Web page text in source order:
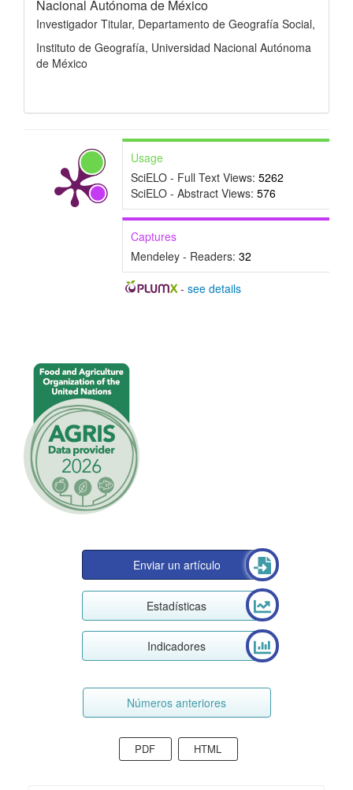
Nacional Autónoma de México
Investigador Titular, Departamento de Geografía Social,
Instituto de Geografía, Universidad Nacional Autónoma
de México
Usage
SciELO - Full Text Views: 5262
SciELO - Abstract Views: 576
Captures
Mendeley - Readers: 32
- see details
Enviar un artículo
Estadísticas
Indicadores
Números anteriores
PDF HTML